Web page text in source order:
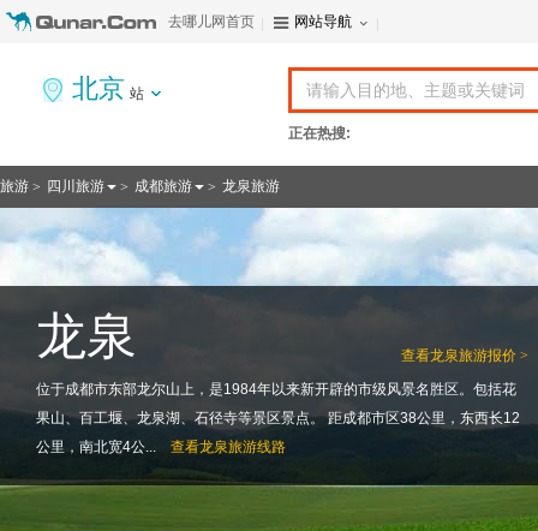
去哪儿网首页 网站导航
北京 站
正在热搜:
旅游 > 四川旅游 > 成都旅游 > 龙泉旅游
查看龙泉旅游报价 >
龙泉
位于成都市东部龙尔山上，是1984年以来新开辟的市级风景名胜区。包括花
果山、百工堰、龙泉湖、石径寺等景区景点。 距成都市区38公里，东西长12
公里，南北宽4公...
查看龙泉旅游线路